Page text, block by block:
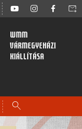
forward_to_inbox
WMM
Vármegyeházi
kiállítása
search